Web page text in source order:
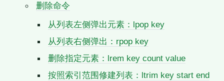
删除命令
从列表左侧弹出元素：lpop key
从列表右侧弹出：rpop key
删除指定元素：lrem key count value
按照索引范围修建列表：ltrim key start end